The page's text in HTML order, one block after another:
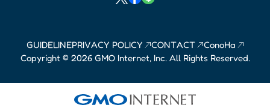
GUIDELINEPRIVACY POLICY CONTACT ConoHa
Copyright © 2026 GMO Internet, Inc. All Rights Reserved.